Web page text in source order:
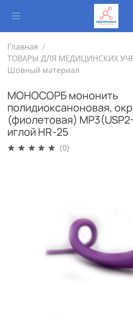
Главная
ТОВАРЫ ДЛЯ МЕДИЦИНСКИХ
Шовный материал
МОНОСОРБ мононить
полидиоксаноновая,
(фиолетовая)
иглой HR-25
(0)